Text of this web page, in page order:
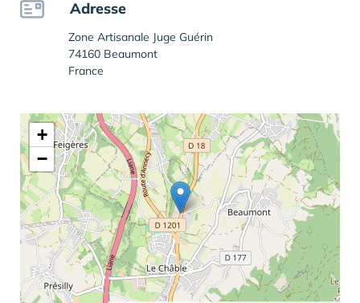
Adresse
Zone Artisanale Juge Guérin
74160 Beaumont
France
+
−